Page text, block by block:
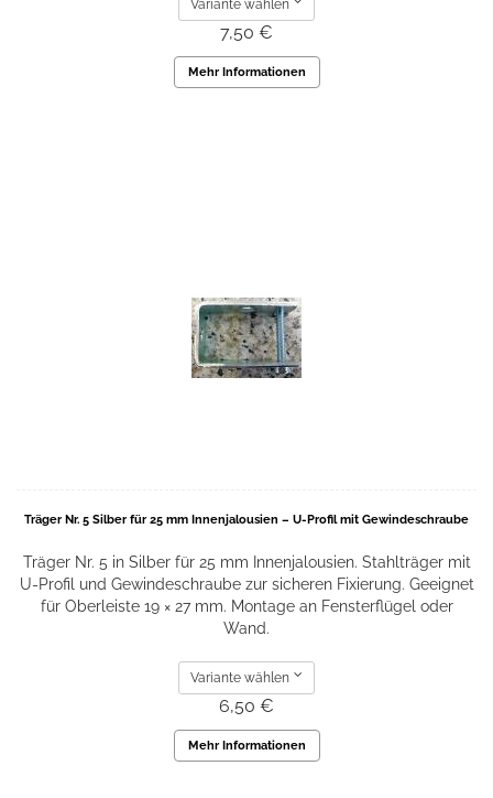
Variante wählen
7,50 €
Mehr Informationen
Träger Nr. 5 Silber für 25 mm Innenjalousien – U-Profil mit Gewindeschraube
Träger Nr. 5 in Silber für 25 mm Innenjalousien. Stahlträger mit
U-Profil und Gewindeschraube zur sicheren Fixierung. Geeignet
für Oberleiste 19 × 27 mm. Montage an Fensterflügel oder
Wand.
Variante wählen
6,50 €
Mehr Informationen